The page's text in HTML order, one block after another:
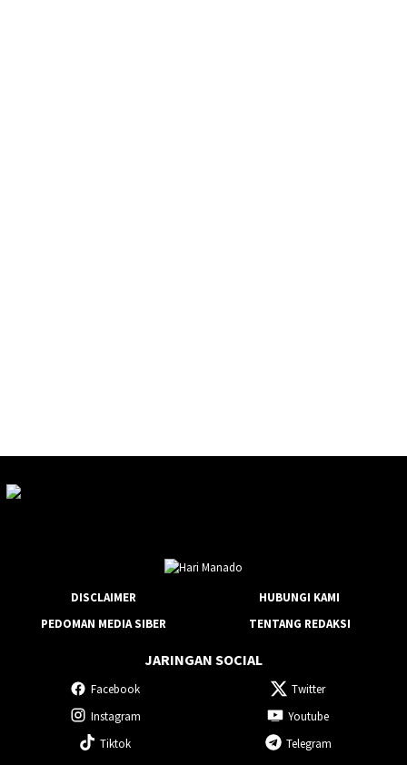
DISCLAIMER
HUBUNGI KAMI
PEDOMAN MEDIA SIBER
TENTANG REDAKSI
JARINGAN SOCIAL
Facebook
Twitter
Instagram
Youtube
Tiktok
Telegram